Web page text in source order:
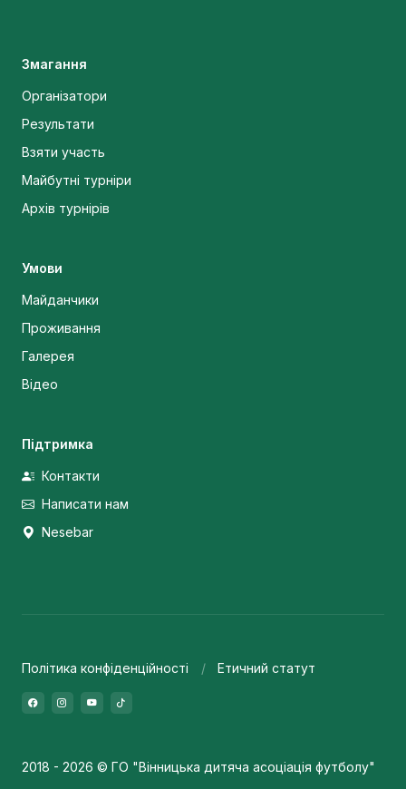
Змагання
Організатори
Результати
Взяти участь
Майбутні турніри
Архів турнірів
Умови
Майданчики
Проживання
Галерея
Відео
Підтримка
Контакти
Написати нам
Nesebar
Політика конфіденційності Етичний статут
2018 - 2026 © ГО "Вінницька дитяча асоціація футболу"